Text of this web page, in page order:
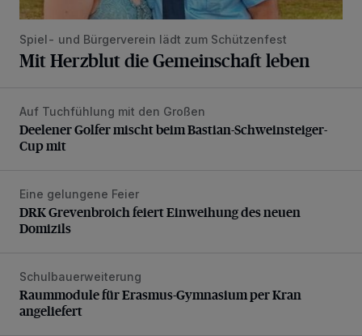
Spiel- und Bürgerverein lädt zum Schützenfest
Mit Herzblut die Gemeinschaft leben
Deelener Golfer mischt beim Bastian-Schweinsteiger-
Auf Tuchfühlung mit den Großen
Deelener Golfer mischt beim Bastian-Schweinsteiger-
Cup mit
DRK Grevenbroich feiert Einweihung des neuen Domizils
Eine gelungene Feier
DRK Grevenbroich feiert Einweihung des neuen
Domizils
Raummodule für Erasmus-Gymnasium per Kran angeliefert
Schulbauerweiterung
Raummodule für Erasmus-Gymnasium per Kran
angeliefert